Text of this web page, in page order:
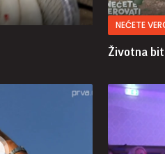
NEĆETE
Životna